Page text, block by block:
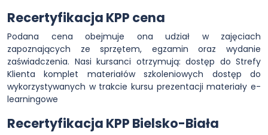
Recertyfikacja KPP cena
Podana cena obejmuje ona udział w zajęciach
zapoznających ze sprzętem, egzamin oraz wydanie
zaświadczenia. Nasi kursanci otrzymują: dostęp do Strefy
Klienta komplet materiałów szkoleniowych dostęp do
wykorzystywanych w trakcie kursu prezentacji materiały e-
learningowe
Recertyfikacja KPP Bielsko-Biała